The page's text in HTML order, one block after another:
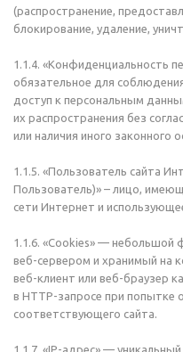
(распространение,
блокирование, удаление,
1.1.4. «Конфиденциальность
обязательное для
доступ к персональным
их распространения без
или наличия иного законного
1.1.5. «Пользователь сайта
Пользователь)» – лицо,
сети Интернет и
1.1.6. «Cookies» — небольшой
веб-сервером и хранимый на
веб-клиент или веб-браузер
в HTTP-запросе при попытке
соответствующего сайта.
1.1.7. «IP-адрес» —